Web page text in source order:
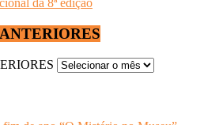
da 8ª edição